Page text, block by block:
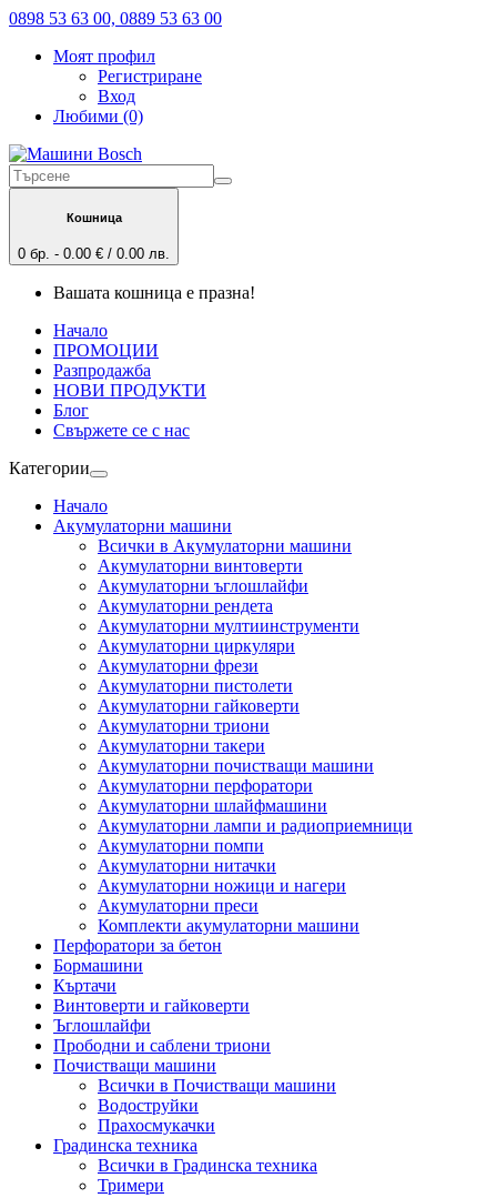
0898 53 63 00, 0889 53 63 00
Моят профил
Регистриране
Вход
Любими (0)
Кошница
0 бр. - 0.00 € / 0.00 лв.
Вашата кошница е празна!
Начало
ПРОМОЦИИ
Разпродажба
НОВИ ПРОДУКТИ
Блог
Свържете се с нас
Категории
Начало
Акумулаторни машини
Всички в Акумулаторни машини
Акумулаторни винтоверти
Акумулаторни ъглошлайфи
Акумулаторни рендета
Акумулаторни мултиинструменти
Акумулаторни циркуляри
Акумулаторни фрези
Акумулаторни пистолети
Акумулаторни гайковерти
Акумулаторни триони
Акумулаторни такери
Акумулаторни почистващи машини
Акумулаторни перфоратори
Акумулаторни шлайфмашини
Акумулаторни лампи и радиоприемници
Акумулаторни помпи
Акумулаторни нитачки
Акумулаторни ножици и нагери
Акумулаторни преси
Комплекти акумулаторни машини
Перфоратори за бетон
Бормашини
Къртачи
Винтоверти и гайковерти
Ъглошлайфи
Прободни и саблени триони
Почистващи машини
Всички в Почистващи машини
Водоструйки
Прахосмукачки
Градинска техника
Всички в Градинска техника
Тримери